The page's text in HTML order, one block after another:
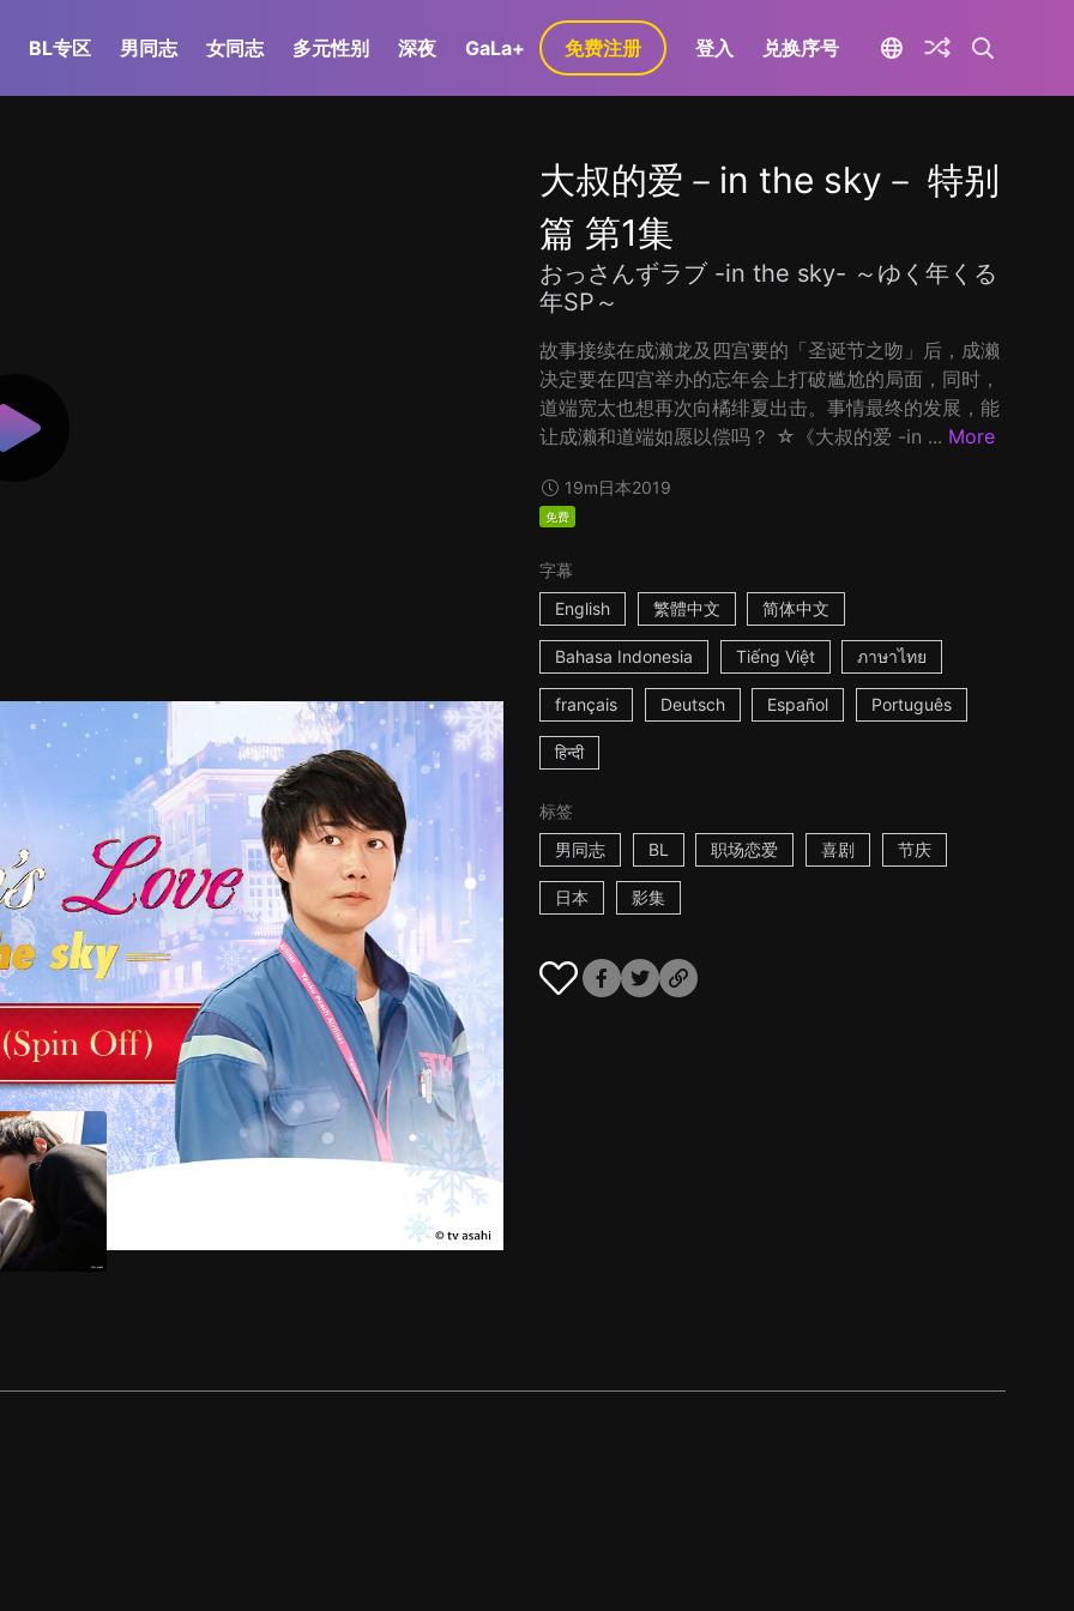
BL专区 男同志 女同志 多元性别 深夜 GaLa+ 免费注册 登入 兑换序号
大叔的爱－in the sky－ 特别
篇 第1集
おっさんずラブ -in the sky- ～ゆく年くる
年SP～
故事接续在成濑龙及四宫要的「圣诞节之吻」后，成濑
决定要在四宫举办的忘年会上打破尴尬的局面，同时，
道端宽太也想再次向橘绯夏出击。事情最终的发展，能
让成濑和道端如愿以偿吗？ ☆《大叔的爱 -in ... More
19m日本2019
免费
字幕
English
繁體中文 简体中文
Bahasa Indonesia Tiếng Việt ภาษาไทย
français Deutsch Español Português
हिन्दी
标签
男同志
BL 职场恋爱 喜剧 节庆
日本 影集